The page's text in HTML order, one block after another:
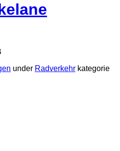
under Radverkehr kategorie